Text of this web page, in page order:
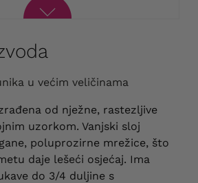
u većim veličinama
od nježne, rastezljive
uzorkom. Vanjski sloj
poluprozirne mrežice, što
daje lešeći osjećaj. Ima
do 3/4 duljine s